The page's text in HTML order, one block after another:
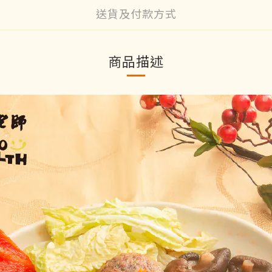
送貨及付款方式
商品描述